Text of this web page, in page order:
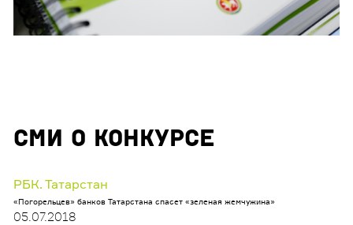
СМИ о конкурсе
РБК. Татарстан
«Погорельцев» банков Татарстана спасет «зеленая жемчужина»
05.07.2018